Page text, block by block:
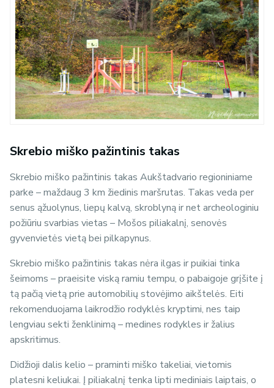
Skrebio miško pažintinis takas
Skrebio miško pažintinis takas Aukštadvario regioniniame
parke – maždaug 3 km žiedinis maršrutas. Takas veda per
senus ąžuolynus, liepų kalvą, skroblyną ir net archeologiniu
požiūriu svarbias vietas – Mošos piliakalnį, senovės
gyvenvietės vietą bei pilkapynus.
Skrebio miško pažintinis takas nėra ilgas ir puikiai tinka
šeimoms – praeisite viską ramiu tempu, o pabaigoje grįšite į
tą pačią vietą prie automobilių stovėjimo aikštelės. Eiti
rekomenduojama laikrodžio rodyklės kryptimi, nes taip
lengviau sekti ženklinimą – medines rodykles ir žalius
apskritimus.
Didžioji dalis kelio – praminti miško takeliai, vietomis
platesni keliukai. Į piliakalnį tenka lipti mediniais laiptais, o